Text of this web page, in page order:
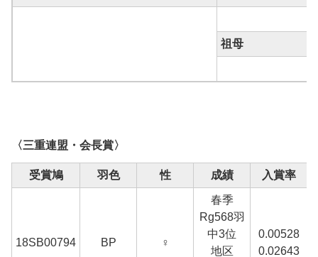
祖母
〈三重連盟・会長賞〉
受賞鳩 羽色 性 成績 入賞率
18SB00794 BP ♀
春季
Rg568羽
中3位
地区
0.00528
0.02643